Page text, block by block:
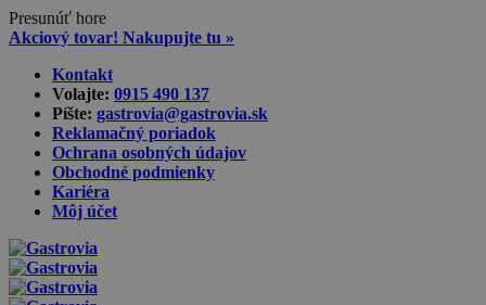
Presunúť hore
Akciový tovar! Nakupujte tu »
content
Kontakt
Volajte: 0915 490 137‬
Píšte: gastrovia@gastrovia.sk‬
Reklamačný poriadok
Ochrana osobných údajov
Obchodné podmienky
Kariéra
Môj účet